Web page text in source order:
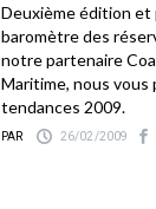
Deuxième édition et
baromètre des
notre partenaire
Maritime, nous
tendances 2009.
PAR 26/02/2009